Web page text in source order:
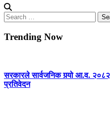
Search
for:
Trending Now
सरकारले सार्वजनिक गर्‍यो आ.व.
प्रतिवेदन